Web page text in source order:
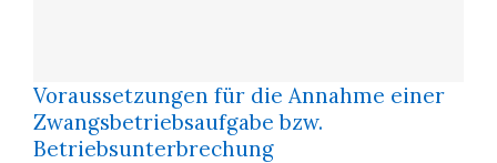
Voraussetzungen für die Annahme einer
Zwangsbetriebsaufgabe bzw.
Betriebsunterbrechung